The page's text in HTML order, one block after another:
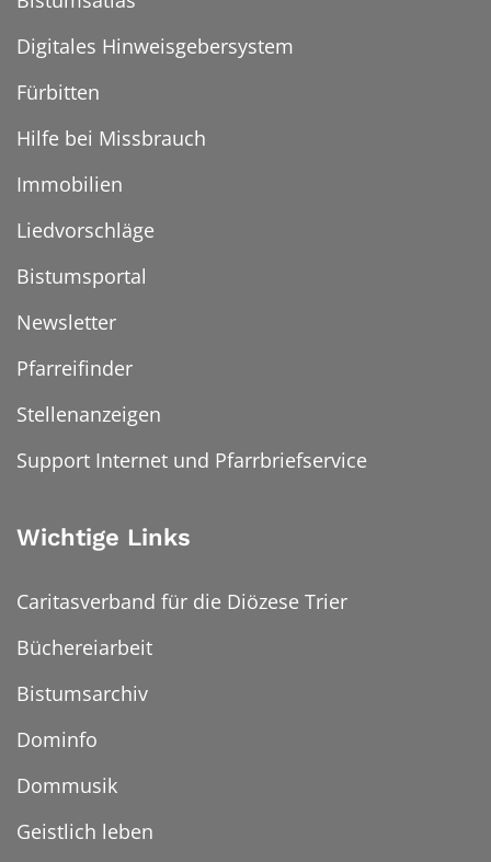
Digitales Hinweisgebersystem
Fürbitten
Hilfe bei Missbrauch
Immobilien
Liedvorschläge
Bistumsportal
Newsletter
Pfarreifinder
Stellenanzeigen
Support Internet und Pfarrbriefservice
Wichtige Links
Caritasverband für die Diözese Trier
Büchereiarbeit
Bistumsarchiv
Dominfo
Dommusik
Geistlich leben